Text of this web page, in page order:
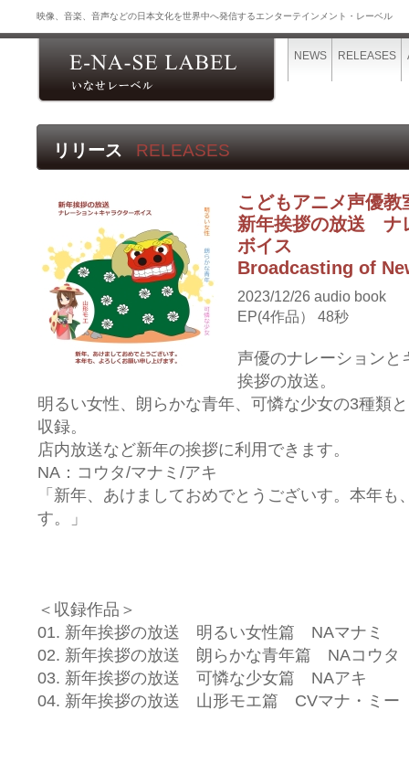
映像、音楽、音声などの日本文化を世界中へ発信するエンターテインメント・レーベル
リリース RELEASES
こどもアニメ声優教
新年挨拶の放送 ナ
ボイス
Broadcasting of
2023/12/26 audio book
EP(4作品） 48秒
声優のナレーション
挨拶の放送。
明るい女性、朗らかな青年、可憐な少女の3種類
収録。
店内放送など新年の挨拶に利用できます。
NA：コウタ/マナミ/アキ
「新年、あけましておめでとうございす。本年
す。」
＜収録作品＞
01. 新年挨拶の放送 明るい女性篇 NAマナミ
02. 新年挨拶の放送 朗らかな青年篇 NAコウタ
03. 新年挨拶の放送 可憐な少女篇 NAアキ
04. 新年挨拶の放送 山形モエ篇 CVマナ・ミー
NEWS RELEASES